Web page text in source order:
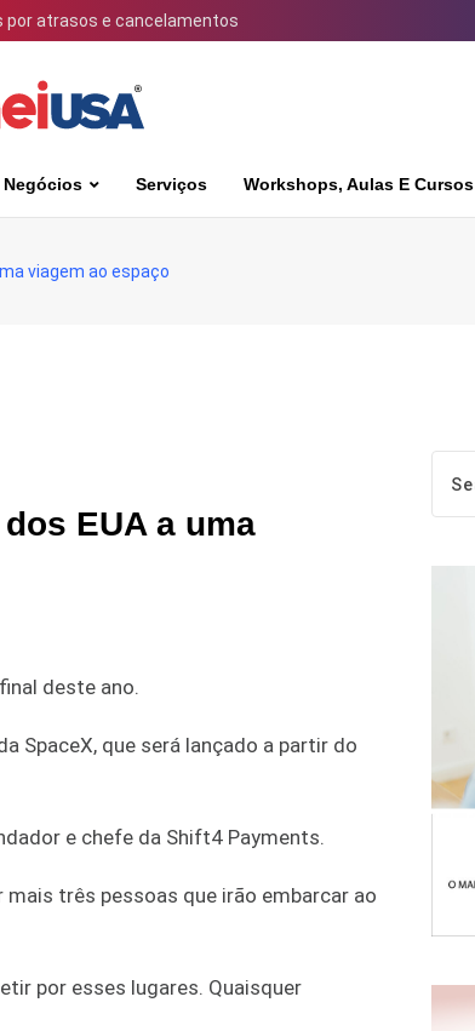
por atrasos e cancelamentos
Negócios Serviços Workshops, Aulas E Cursos
viagem ao espaço
EUA a uma
deste ano.
SpaceX, que será lançado a partir do
e chefe da Shift4 Payments.
três pessoas que irão embarcar ao
por esses lugares. Quaisquer